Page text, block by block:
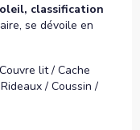
classification
se dévoile en
lit / Cache
/ Coussin /